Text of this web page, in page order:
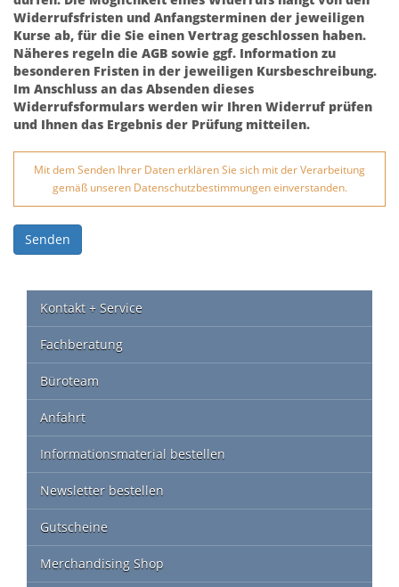
Widerrufsfristen und Anfangsterminen der jeweiligen
Kurse ab, für die Sie einen Vertrag geschlossen haben.
Näheres regeln die AGB sowie ggf. Information zu
besonderen Fristen in der jeweiligen Kursbeschreibung.
Im Anschluss an das Absenden dieses
Widerrufsformulars werden wir Ihren Widerruf prüfen
und Ihnen das Ergebnis der Prüfung mitteilen.
Mit dem Senden Ihrer Daten erklären Sie sich mit der Verarbeitung
gemäß unseren Datenschutzbestimmungen einverstanden.
Senden
Kontakt + Service
Fachberatung
Büroteam
Anfahrt
Informationsmaterial bestellen
Newsletter bestellen
Gutscheine
Merchandising Shop